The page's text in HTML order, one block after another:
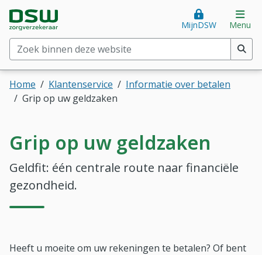
Direct naar hoofdinhoud
Direct naar hoofdmenuDSW Zorgverzekeraar. Goed voor je.
Zoek binnen deze website(min. 2 tekens)
MijnDSW Menu
Home Klantenservice
Informatie over betalen
Grip op uw geldzaken
Grip op uw geldzaken
Geldfit: één centrale route naar financiële
gezondheid.
Heeft u moeite om uw rekeningen te betalen? Of bent